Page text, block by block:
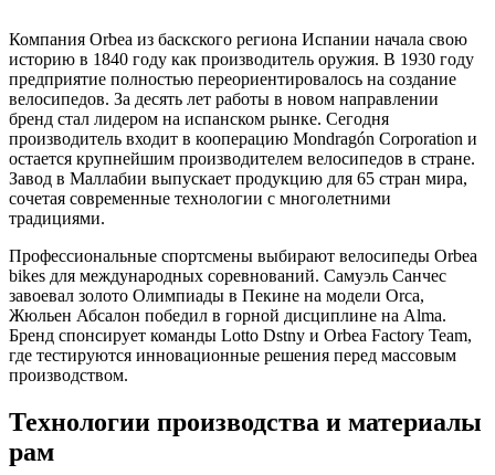
Компания Orbea из баскского региона Испании начала свою
историю в 1840 году как производитель оружия. В 1930 году
предприятие полностью переориентировалось на создание
велосипедов. За десять лет работы в новом направлении
бренд стал лидером на испанском рынке. Сегодня
производитель входит в кооперацию Mondragón Corporation и
остается крупнейшим производителем велосипедов в стране.
Завод в Маллабии выпускает продукцию для 65 стран мира,
сочетая современные технологии с многолетними
традициями.
Профессиональные спортсмены выбирают велосипеды Orbea
bikes для международных соревнований. Самуэль Санчес
завоевал золото Олимпиады в Пекине на модели Orca,
Жюльен Абсалон победил в горной дисциплине на Alma.
Бренд спонсирует команды Lotto Dstny и Orbea Factory Team,
где тестируются инновационные решения перед массовым
производством.
Технологии производства и материалы
рам